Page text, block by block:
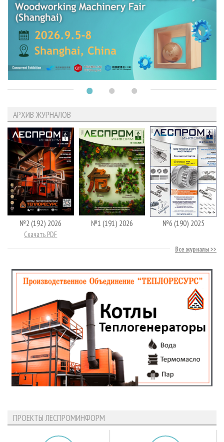
АРХИВ ЖУРНАЛОВ
№2 (192) 2026
Скачать PDF
№1 (191) 2026 №6 (190) 2025
Все журналы
ПРОЕКТЫ ЛЕСПРОМИНФОРМ